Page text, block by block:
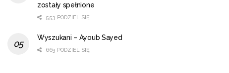
zostały spełnione
553 PODZIEL SIĘ
Wyszukani – Ayoub Sayed
663 PODZIEL SIĘ